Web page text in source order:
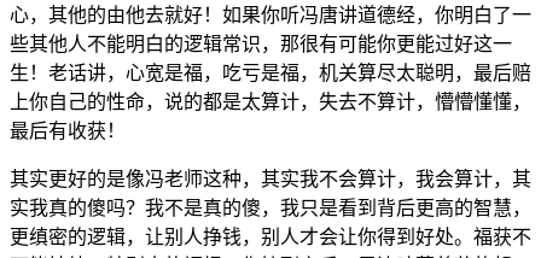
心， 其他的由他去就好！ 如果你听冯唐讲道德经， 你明 白了一
些其他人不能明 白的逻辑常识， 那很有可能你更能过好这一
生！ 老话讲， 心宽是福， 吃亏是福， 机关算尽太聪明， 最后赔
上你自 己的性命， 说的都是太算计， 失去不算计， 懵懵懂懂，
最后有收获！
其实更好的是像冯老师这种， 其实我不会算计， 我会算计， 其
实我真的傻吗？ 我不是真的傻， 我只是看到 背后更高的智慧，
更缜密的逻辑， 让别 人挣钱， 别 人才会让你得到 好处。 福获不